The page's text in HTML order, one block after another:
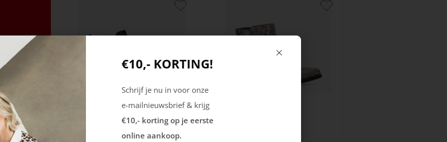
€10,- KORTING!
Schrijf je nu in voor onze
e-mailnieuwsbrief & krijg
€10,- korting op je eerste
online aankoop.